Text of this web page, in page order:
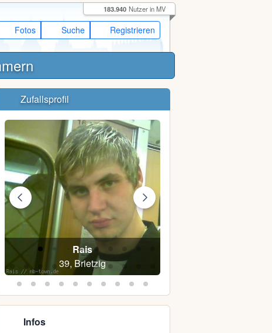
Fotos Suche Registrieren
183.940 Nutzer in MV
Zufallsprofil
Rais
39, Brietzig
Infos